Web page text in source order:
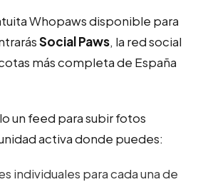
Whopaws disponible para
Social Paws, la red social
más completa de España
un feed para subir fotos
activa donde puedes:
individuales para cada una de